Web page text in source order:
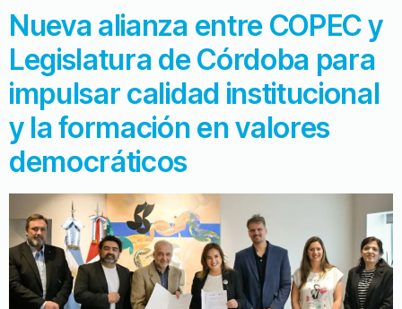
Nueva alianza entre COPEC y
Legislatura de Córdoba para
impulsar calidad institucional
y la formación en valores
democráticos